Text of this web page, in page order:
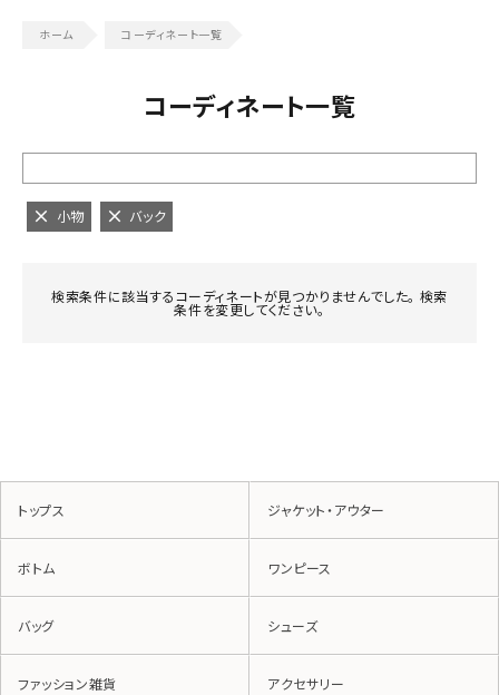
コーディネート一覧
コーディネート一覧
小物 バック
検索条件に該当するコーディネートが見つかりませんでした。 検索
条件を変更してください。
トップス ジャケット・アウター
ボトム ワンピース
バッグ シューズ
ファッション雑貨 アクセサリー